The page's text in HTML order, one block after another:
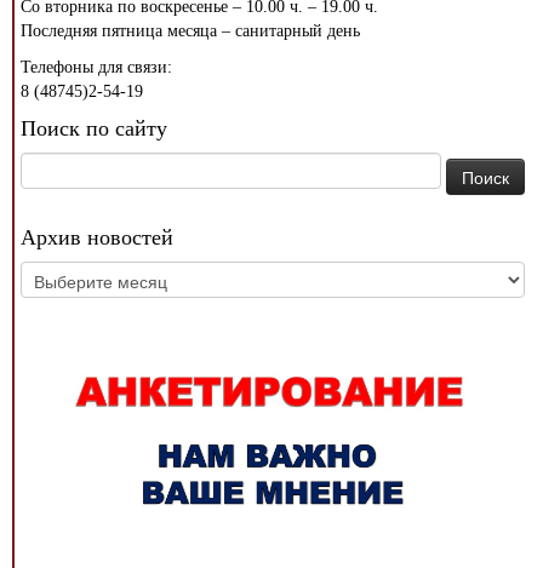
Со вторника по воскресенье – 10.00 ч. – 19.00 ч.
Последняя пятница месяца – санитарный день
Телефоны для связи:
8 (48745)2-54-19
Поиск по сайту
Архив новостей
Архив
новостей